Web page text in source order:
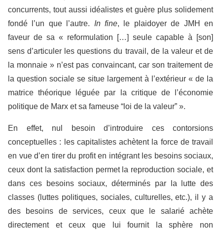
concurrents, tout aussi idéalistes et guère plus solidement
fondé l’un que l’autre. In fine, le plaidoyer de JMH en
faveur de sa « reformulation […] seule capable à [son]
sens d’articuler les questions du travail, de la valeur et de
la monnaie » n’est pas convaincant, car son traitement de
la question sociale se situe largement à l’extérieur « de la
matrice théorique léguée par la critique de l’économie
politique de Marx et sa fameuse “loi de la valeur” ».
En effet, nul besoin d’introduire ces contorsions
conceptuelles : les capitalistes achètent la force de travail
en vue d’en tirer du profit en intégrant les besoins sociaux,
ceux dont la satisfaction permet la reproduction sociale, et
dans ces besoins sociaux, déterminés par la lutte des
classes (luttes politiques, sociales, culturelles, etc.), il y a
des besoins de services, ceux que le salarié achète
directement et ceux que lui fournit la sphère non